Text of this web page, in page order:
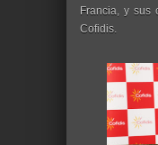
Francia, y sus
Cofidis.